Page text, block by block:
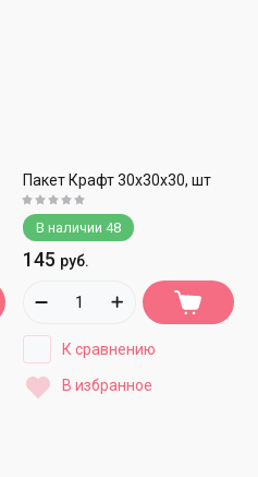
Пакет Крафт 30х30х30, шт
В наличии 48
145 руб.
К сравнению
В избранное